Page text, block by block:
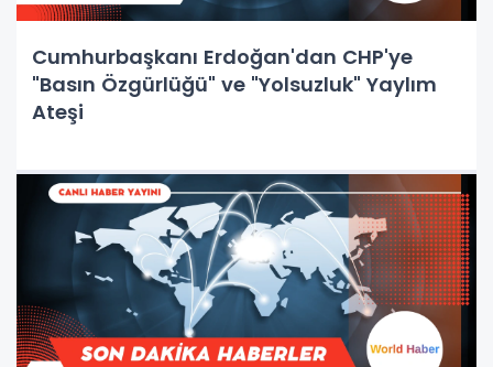
Cumhurbaşkanı Erdoğan'dan CHP'ye
"Basın Özgürlüğü" ve "Yolsuzluk" Yaylım
Ateşi